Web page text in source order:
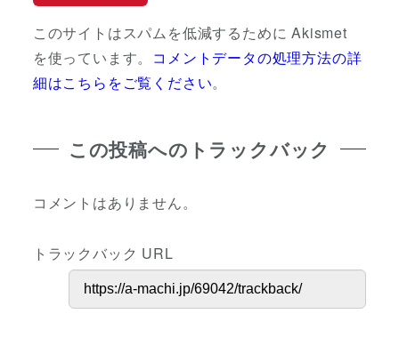
このサイトはスパムを低減するために Akismet
を使っています。 コメントデータの処理方法の詳
細はこちらをご覧ください。
この投稿へのトラックバック
コメントはありません。
トラックバック URL